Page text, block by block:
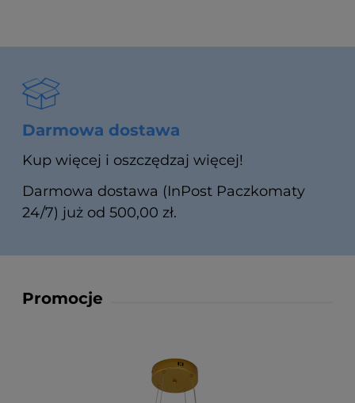
Darmowa dostawa
Kup więcej i oszczędzaj więcej!
Darmowa dostawa (InPost Paczkomaty
24/7) już od 500,00 zł.
Promocje